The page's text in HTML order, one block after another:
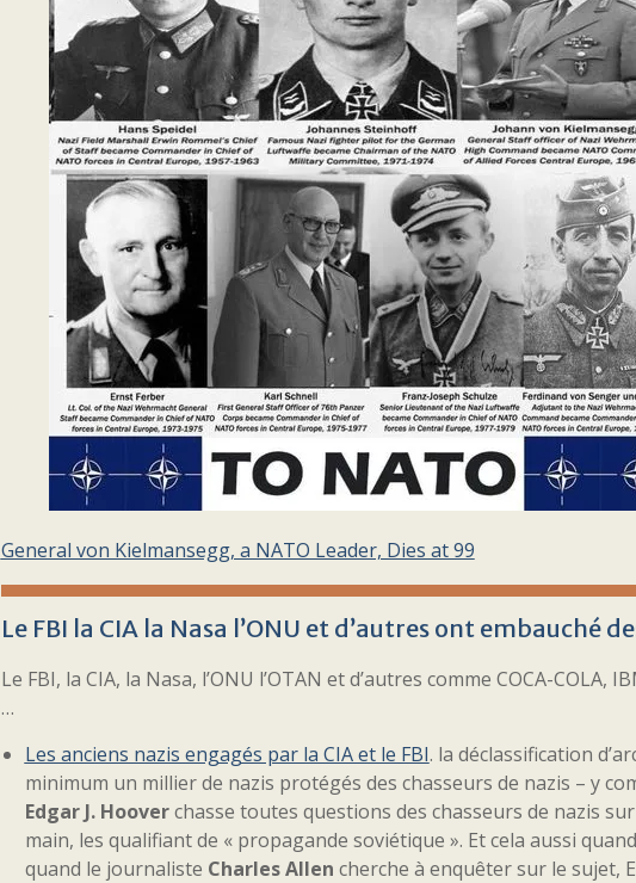
General von Kielmansegg, a NATO Leader, Dies at 99
Le FBI la CIA la Nasa l’ONU et d’autres ont embauché
Le FBI, la CIA, la Nasa, l’ONU l’OTAN et d’autres comme COCA-
…
Les anciens nazis engagés par la CIA et le FBI. la déclassification
minimum un millier de nazis protégés des chasseurs de nazis – y
Edgar J. Hooverchasse toutes questions des chasseurs de nazis
main, les qualifiant de « propagande soviétique ». Et cela aussi
quand le journaliste Charles Allen cherche à enquêter sur le sujet,